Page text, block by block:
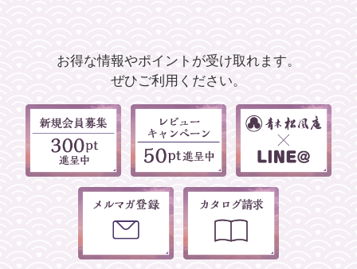
お得な情報やポイントが受け取れます。
ぜひご利用ください。